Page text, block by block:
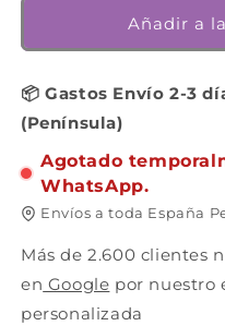
mesa
Djeco
-
1-
4
jugadores
-
años
-
15
Juego
de
mesa
-
Djeco
4
-
años
-
Añadir a
📦 Gastos Envío 2-3
(Península)
Agotado
WhatsApp.
Envíos a toda España
Más de 2.600 clientes
en Google por nuestro
personalizada